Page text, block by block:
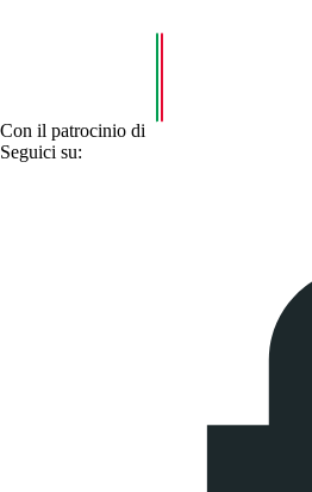
Con il patrocinio di
Seguici su: